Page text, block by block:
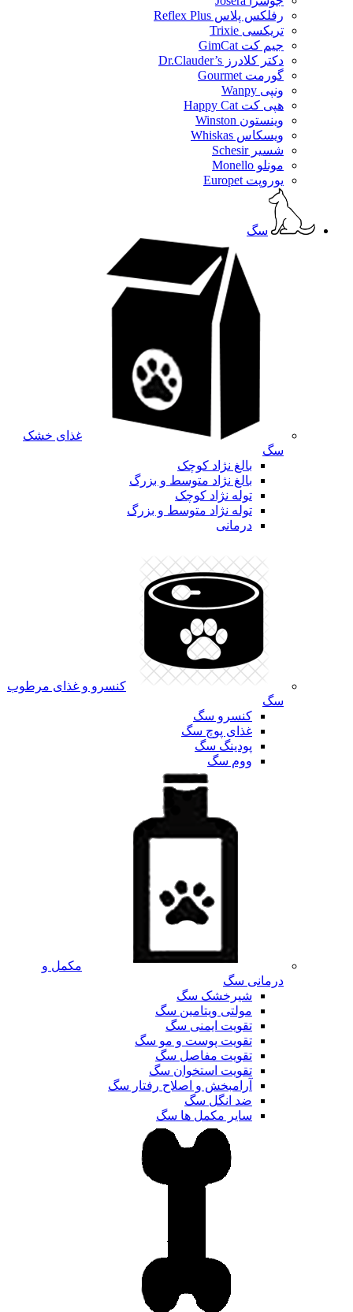
رفلکس پلاس Reflex Plus
تریکسی Trixie
جیم کت GimCat
دکتر کلادرز Dr.Clauder’s
گورمت Gourmet
ونپی Wanpy
هپی کت Happy Cat
وینستون Winston
ویسکاس Whiskas
شسیر Schesir
مونلو Monello
یوروپت Europet
سگ
غذای خشک
سگ
بالغ نژاد کوچک
بالغ نژاد متوسط و بزرگ
توله نژاد کوچک
توله نژاد متوسط و بزرگ
درمانی
کنسرو و غذای مرطوب
سگ
کنسرو سگ
غذای پوچ سگ
پودینگ سگ
ووم سگ
مکمل و
درمانی سگ
شیرخشک سگ
مولتی ویتامین سگ
تقویت ایمنی سگ
تقویت پوست و مو سگ
تقویت مفاصل سگ
تقویت استخوان سگ
آرامبخش و اصلاح رفتار سگ
ضد انگل سگ
سایر مکمل ها سگ